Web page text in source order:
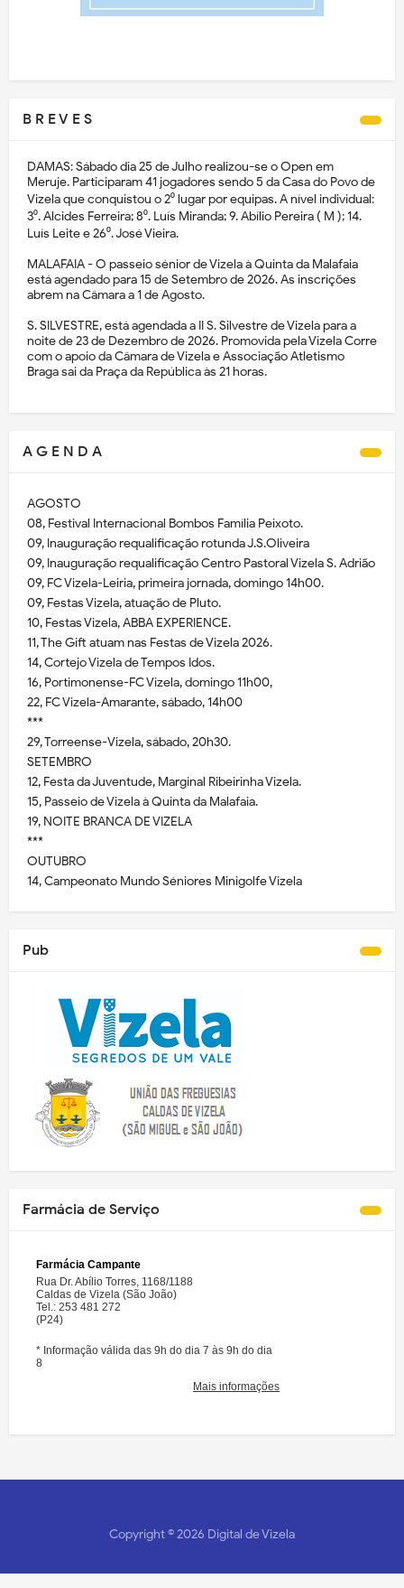
B R E V E S
DAMAS: Sábado dia 25 de Julho realizou-se o Open em
Meruje. Participaram 41 jogadores sendo 5 da Casa do Povo de
Vizela que conquistou o 2⁰ lugar por equipas. A nível individual:
3⁰. Alcides Ferreira; 8⁰. Luís Miranda; 9. Abílio Pereira ( M ); 14.
Luís Leite e 26⁰. José Vieira.
MALAFAIA - O passeio sénior de Vizela à Quinta da Malafaia
está agendado para 15 de Setembro de 2026. As inscrições
abrem na Câmara a 1 de Agosto.
S. SILVESTRE, está agendada a II S. Silvestre de Vizela para a
noite de 23 de Dezembro de 2026. Promovida pela Vizela Corre
com o apoio da Câmara de Vizela e Associação Atletismo
Braga sai da Praça da República às 21 horas.
A G E N D A
AGOSTO
08, Festival Internacional Bombos Família Peixoto.
09, Inauguração requalificação rotunda J.S.Oliveira
09, Inauguração requalificação Centro Pastoral Vizela S. Adrião
09, FC Vizela-Leiria, primeira jornada, domingo 14h00.
09, Festas Vizela, atuação de Pluto.
10, Festas Vizela, ABBA EXPERIENCE.
11, The Gift atuam nas Festas de Vizela 2026.
14, Cortejo Vizela de Tempos Idos.
16, Portimonense-FC Vizela, domingo 11h00,
22, FC Vizela-Amarante, sábado, 14h00
***
29, Torreense-Vizela, sábado, 20h30.
SETEMBRO
12, Festa da Juventude, Marginal Ribeirinha Vizela.
15, Passeio de Vizela à Quinta da Malafaia.
19, NOITE BRANCA DE VIZELA
***
OUTUBRO
14, Campeonato Mundo Séniores Minigolfe Vizela
Pub
Farmácia de Serviço
Copyright ©2026 Digital de Vizela